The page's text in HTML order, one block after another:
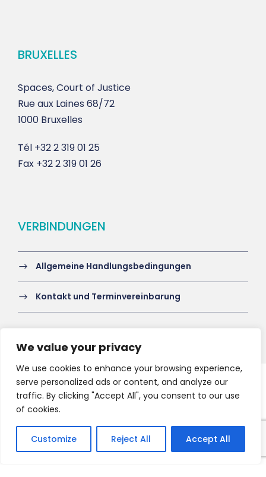
We value your privacy
We use cookies to enhance your browsing experience,
serve personalized ads or content, and analyze our
traffic. By clicking "Accept All", you consent to our use
of cookies.
Customize Reject All Accept All
BRUXELLES
Spaces, Court of Justice
Rue aux Laines 68/72
1000 Bruxelles
Tél +32 2 319 01 25
Fax +32 2 319 01 26
VERBINDUNGEN
Allgemeine Handlungsbedingungen
Kontakt und Terminvereinbarung
Copyright 2021 HV-A, All Right Reserved